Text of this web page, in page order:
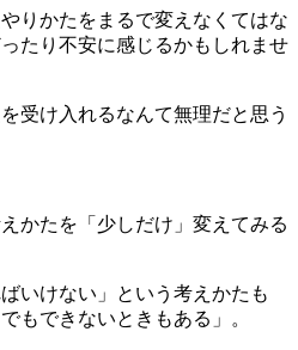
りかたをまるで変えなくてはな
たり不安に感じるかもしれませ
受け入れるなんて無理だと思う
かたを「少しだけ」変えてみる
いけない」という考えかたも
もできないときもある」。